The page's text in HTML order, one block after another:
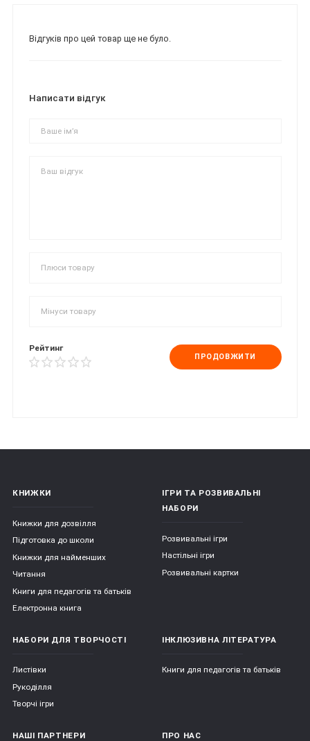
Відгуків про цей товар ще не було.
Написати відгук
Рейтинг
ПРОДОВЖИТИ
КНИЖКИ
Книжки для дозвілля
Підготовка до школи
Книжки для найменших
Читання
Книги для педагогів та батьків
Електронна книга
ІГРИ ТА РОЗВИВАЛЬНІ
НАБОРИ
Розвивальні ігри
Настільні ігри
Розвивальні картки
НАБОРИ ДЛЯ ТВОРЧОСТІ
Листівки
Рукоділля
Творчі ігри
ІНКЛЮЗИВНА ЛІТЕРАТУРА
Книги для педагогів та батьків
НАШІ ПАРТНЕРИ ПРО НАС